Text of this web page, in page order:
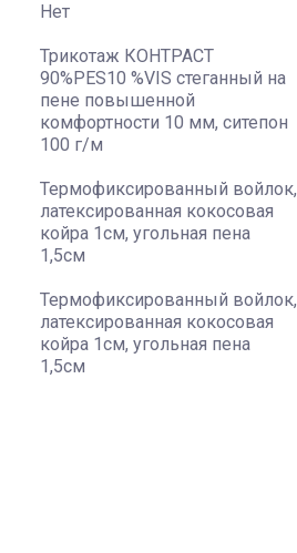
Нет
Трикотаж КОНТРАСТ
90%PES10 %VIS стеганный на
пене повышенной
комфортности 10 мм, ситепон
100 г/м
Термофиксированный войлок,
латексированная кокосовая
койра 1см, угольная пена
1,5см
Термофиксированный войлок,
латексированная кокосовая
койра 1см, угольная пена
1,5см